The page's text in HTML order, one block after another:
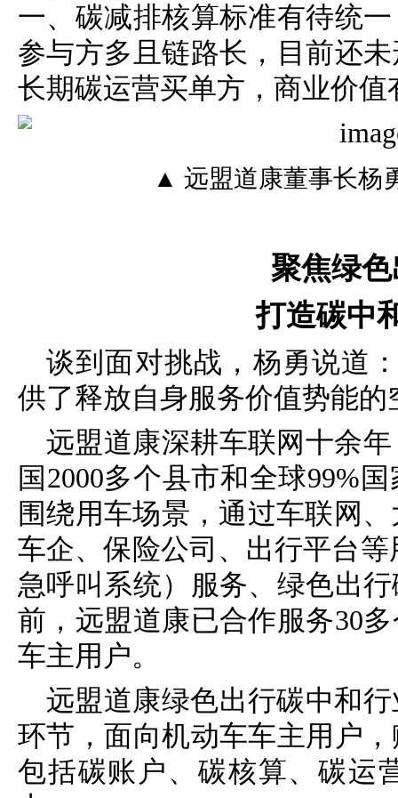
一、碳减排核算标准有待统
参与方多且链路长，目前还
长期碳运营买单方，商业价值
▲ 远盟道康董事长杨
聚焦绿
打造碳中
谈到面对挑战，杨勇说道
供了释放自身服务价值势能的
远盟道康深耕车联网十余
国2000多个县市和全球99%
围绕用车场景，通过车联网
车企、保险公司、出行平台
急呼叫系统）服务、绿色出
前，远盟道康已合作服务30
车主用户。
远盟道康绿色出行碳中和
环节，面向机动车车主用户
包括碳账户、碳核算、碳运